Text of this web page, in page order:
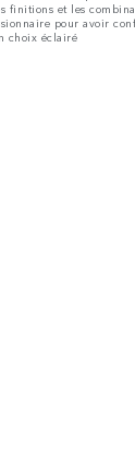
finitions et les
pour avoir
choix éclairé